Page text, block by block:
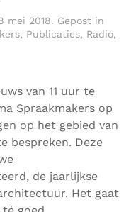
mei 2018. Gepost in
, Publicaties, Radio,
van 11 uur te
Spraakmakers op
op het gebied van
bespreken. Deze
de jaarlijkse
Het gaat